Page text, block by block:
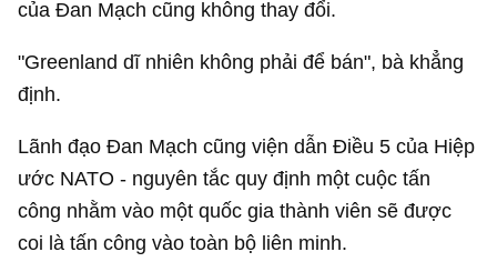
của Đan Mạch cũng không thay đổi.
"Greenland dĩ nhiên không phải để bán", bà khẳng
định.
Lãnh đạo Đan Mạch cũng viện dẫn Điều 5 của Hiệp
ước NATO - nguyên tắc quy định một cuộc tấn
công nhằm vào một quốc gia thành viên sẽ được
coi là tấn công vào toàn bộ liên minh.